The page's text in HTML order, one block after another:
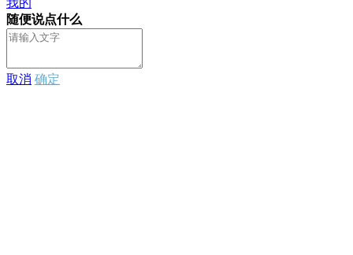
我的
随便说点什么
取消 确定